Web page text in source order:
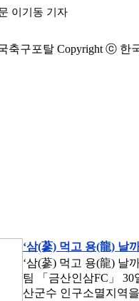
이기동 기자
축구포탈 Copyright ⓒ 한
‘삼(蔘) 먹고 용(龍) 날
‘삼(蔘) 먹고 용(龍) 날
팀 「금산인삼FC」
산군수 인구소멸지역